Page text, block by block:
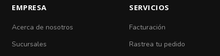
EMPRESA
Acerca de nosotros
Sucursales
SERVICIOS
Facturación
Rastrea tu pedido